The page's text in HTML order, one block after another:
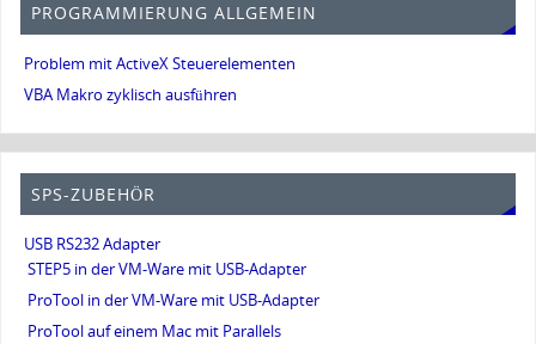
PROGRAMMIERUNG ALLGEMEIN
Problem mit ActiveX Steuerelementen
VBA Makro zyklisch ausführen
SPS-ZUBEHÖR
USB RS232 Adapter
STEP5 in der VM-Ware mit USB-Adapter
ProTool in der VM-Ware mit USB-Adapter
ProTool auf einem Mac mit Parallels